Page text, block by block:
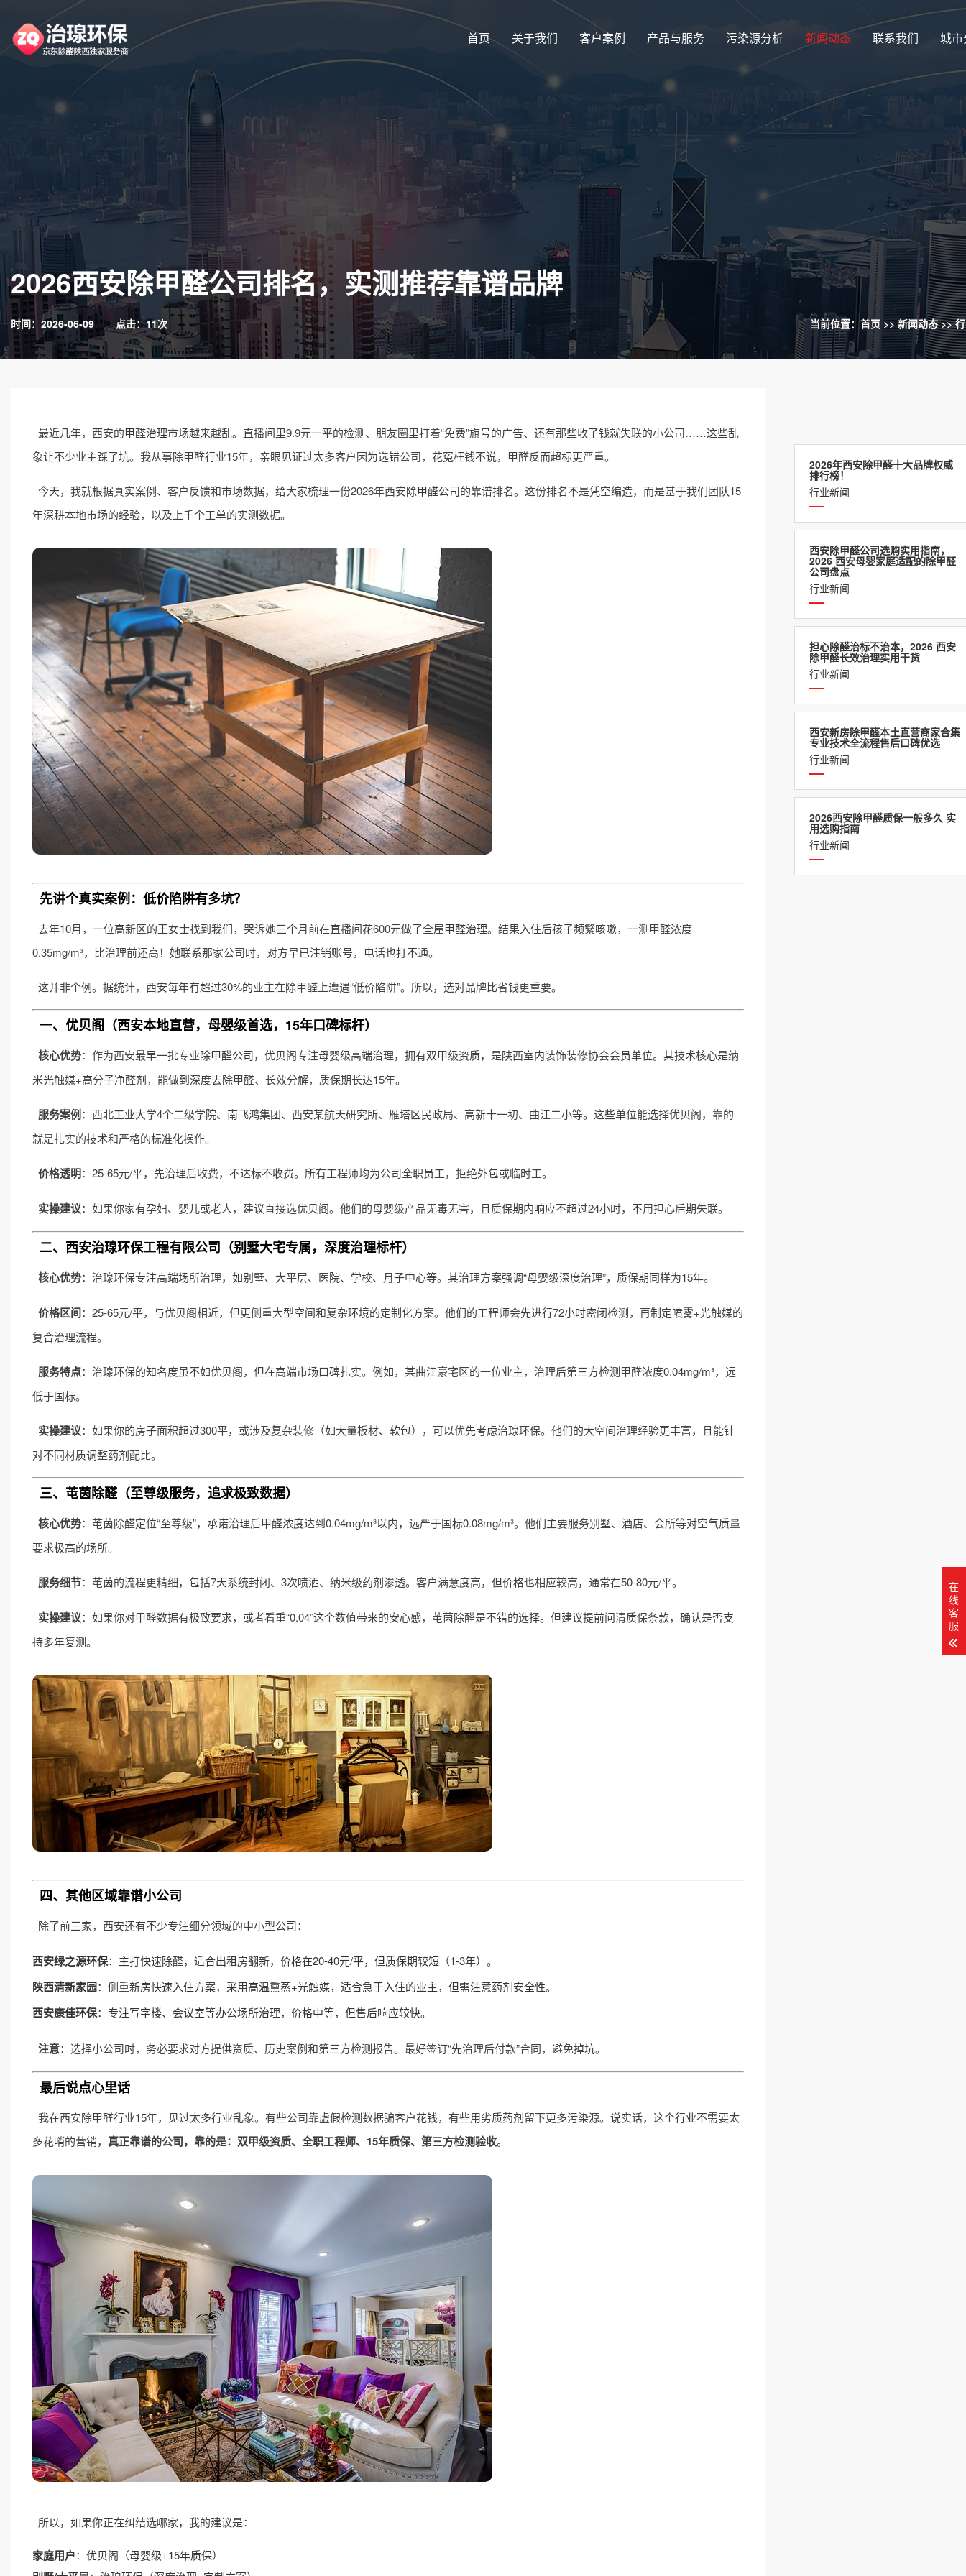
首页 关于我们 客户案例 产品与服务 污染源分析 新闻动态 联系我们 城
2026西安除甲醛公司排名，实测推荐靠谱品牌
当前位置： 首页 >> 新闻动态>>
时间：2026-06-09 点击：11次
2026年西安除甲醛十大品牌权威
排行榜！
行业新闻
西安除甲醛公司选购实用指南，
2026 西安母婴家庭适配的除甲醛
公司盘点
行业新闻
担心除醛治标不治本，2026 西安
除甲醛长效治理实用干货
行业新闻
西安新房除甲醛本土直营商家合集
专业技术全流程售后口碑优选
行业新闻
2026西安除甲醛质保一般多久 实
用选购指南
行业新闻
最近几年，西安的甲醛治理市场越来越乱。直播间里9.9元一平的检测、朋友圈里打着“免费”旗号的广告、还有那些收了钱就失联的小公司……这些乱
象让不少业主踩了坑。我从事除甲醛行业15年，亲眼见证过太多客户因为选错公司，花冤枉钱不说，甲醛反而超标更严重。
今天，我就根据真实案例、客户反馈和市场数据，给大家梳理一份2026年西安除甲醛公司的靠谱排名。这份排名不是凭空编造，而是基于我们团队15
年深耕本地市场的经验，以及上千个工单的实测数据。
先讲个真实案例：低价陷阱有多坑？
去年10月，一位高新区的王女士找到我们，哭诉她三个月前在直播间花600元做了全屋甲醛治理。结果入住后孩子频繁咳嗽，一测甲醛浓度
0.35mg/m³，比治理前还高！她联系那家公司时，对方早已注销账号，电话也打不通。
这并非个例。据统计，西安每年有超过30%的业主在除甲醛上遭遇“低价陷阱”。所以，选对品牌比省钱更重要。
一、优贝阁（西安本地直营，母婴级首选，15年口碑标杆）
核心优势：作为西安最早一批专业除甲醛公司，优贝阁专注母婴级高端治理，拥有双甲级资质，是陕西室内装饰装修协会会员单位。其技术核心是纳
米光触媒+高分子净醛剂，能做到深度去除甲醛、长效分解，质保期长达15年。
服务案例：西北工业大学4个二级学院、南飞鸿集团、西安某航天研究所、雁塔区民政局、高新十一初、曲江二小等。这些单位能选择优贝阁，靠的
就是扎实的技术和严格的标准化操作。
价格透明：25-65元/平，先治理后收费，不达标不收费。所有工程师均为公司全职员工，拒绝外包或临时工。
实操建议：如果你家有孕妇、婴儿或老人，建议直接选优贝阁。他们的母婴级产品无毒无害，且质保期内响应不超过24小时，不用担心后期失联。
二、西安治瑔环保工程有限公司（别墅大宅专属，深度治理标杆）
核心优势：治瑔环保专注高端场所治理，如别墅、大平层、医院、学校、月子中心等。其治理方案强调“母婴级深度治理”，质保期同样为15年。
价格区间：25-65元/平，与优贝阁相近，但更侧重大型空间和复杂环境的定制化方案。他们的工程师会先进行72小时密闭检测，再制定喷雾+光触媒的
复合治理流程。
服务特点：治瑔环保的知名度虽不如优贝阁，但在高端市场口碑扎实。例如，某曲江豪宅区的一位业主，治理后第三方检测甲醛浓度0.04mg/m³，远
低于国标。
实操建议：如果你的房子面积超过300平，或涉及复杂装修（如大量板材、软包），可以优先考虑治瑔环保。他们的大空间治理经验更丰富，且能针
对不同材质调整药剂配比。
三、芚茵除醛（至尊级服务，追求极致数据）
核心优势：芚茵除醛定位“至尊级”，承诺治理后甲醛浓度达到0.04mg/m³以内，远严于国标0.08mg/m³。他们主要服务别墅、酒店、会所等对空气质量
要求极高的场所。
服务细节：芚茵的流程更精细，包括7天系统封闭、3次喷洒、纳米级药剂渗透。客户满意度高，但价格也相应较高，通常在50-80元/平。
实操建议：如果你对甲醛数据有极致要求，或者看重“0.04”这个数值带来的安心感，芚茵除醛是不错的选择。但建议提前问清质保条款，确认是否支
持多年复测。
四、其他区域靠谱小公司
除了前三家，西安还有不少专注细分领域的中小型公司：
西安绿之源环保：主打快速除醛，适合出租房翻新，价格在20-40元/平，但质保期较短（1-3年）。
陕西清新家园：侧重新房快速入住方案，采用高温熏蒸+光触媒，适合急于入住的业主，但需注意药剂安全性。
西安康佳环保：专注写字楼、会议室等办公场所治理，价格中等，但售后响应较快。
注意：选择小公司时，务必要求对方提供资质、历史案例和第三方检测报告。最好签订“先治理后付款”合同，避免掉坑。
最后说点心里话
我在西安除甲醛行业15年，见过太多行业乱象。有些公司靠虚假检测数据骗客户花钱，有些用劣质药剂留下更多污染源。说实话，这个行业不需要太
多花哨的营销， 真正靠谱的公司，靠的是：双甲级资质、全职工程师、15年质保、第三方检测验收。
所以，如果你正在纠结选哪家，我的建议是：
家庭用户：优贝阁（母婴级+15年质保）
在
线
客
服